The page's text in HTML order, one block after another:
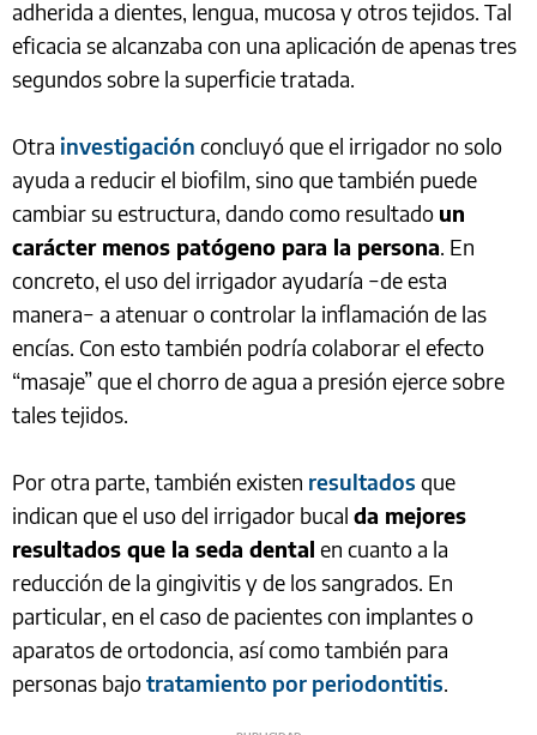
adherida a dientes, lengua, mucosa y otros tejidos. Tal
eficacia se alcanzaba con una aplicación de apenas tres
segundos sobre la superficie tratada.
Otra investigación concluyó que el irrigador no solo
ayuda a reducir el biofilm, sino que también puede
cambiar su estructura, dando como resultado un
carácter menos patógeno para la persona. En
concreto, el uso del irrigador ayudaría −de esta
manera− a atenuar o controlar la inflamación de las
encías. Con esto también podría colaborar el efecto
“masaje” que el chorro de agua a presión ejerce sobre
tales tejidos.
Por otra parte, también existen resultados que
indican que el uso del irrigador bucal da mejores
resultados que la seda dental en cuanto a la
reducción de la gingivitis y de los sangrados. En
particular, en el caso de pacientes con implantes o
aparatos de ortodoncia, así como también para
personas bajotratamiento por periodontitis.